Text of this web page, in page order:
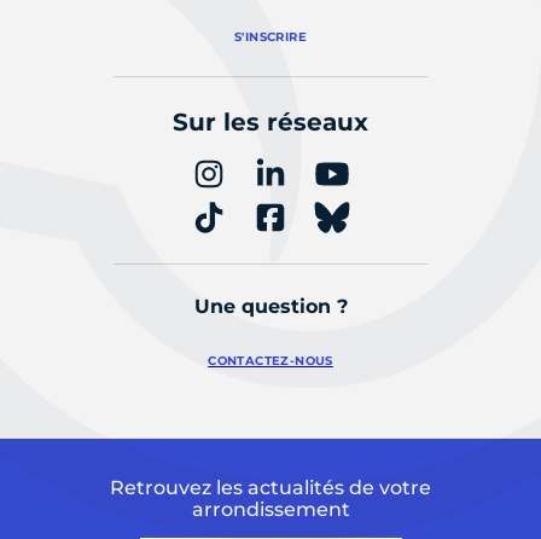
S'INSCRIRE
Sur les réseaux
Une question ?
CONTACTEZ-NOUS
Retrouvez les actualités de votre
arrondissement